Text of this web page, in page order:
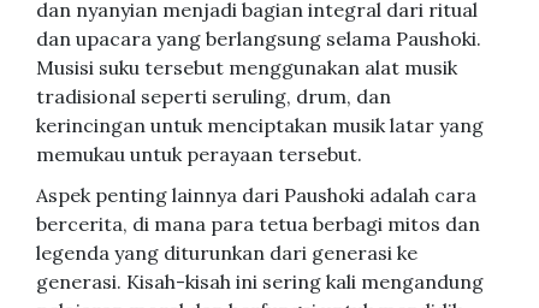
dan nyanyian menjadi bagian integral dari ritual
dan upacara yang berlangsung selama Paushoki.
Musisi suku tersebut menggunakan alat musik
tradisional seperti seruling, drum, dan
kerincingan untuk menciptakan musik latar yang
memukau untuk perayaan tersebut.
Aspek penting lainnya dari Paushoki adalah cara
bercerita, di mana para tetua berbagi mitos dan
legenda yang diturunkan dari generasi ke
generasi. Kisah-kisah ini sering kali mengandung